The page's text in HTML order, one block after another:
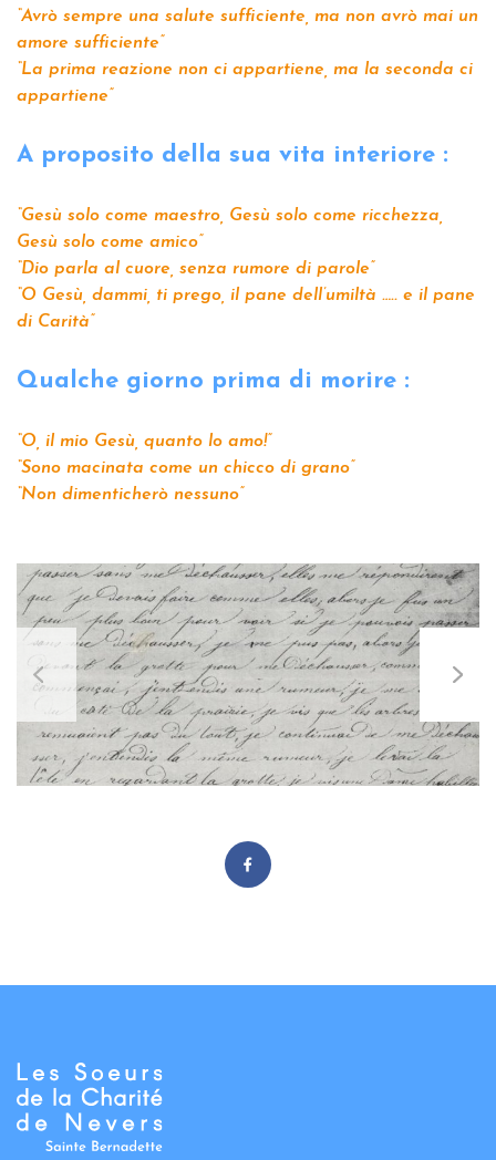
“Avrò sempre una salute sufficiente, ma non avrò mai un
amore sufficiente”
“La prima reazione non ci appartiene, ma la seconda ci
appartiene”
A proposito della sua vita interiore :
“Gesù solo come maestro, Gesù solo come ricchezza,
Gesù solo come amico”
“Dio parla al cuore, senza rumore di parole”
“O Gesù, dammi, ti prego, il pane dell’umiltà ….. e il pane
di Carità”
Qualche giorno prima di morire :
“O, il mio Gesù, quanto lo amo!”
“Sono macinata come un chicco di grano”
“Non dimenticherò nessuno”